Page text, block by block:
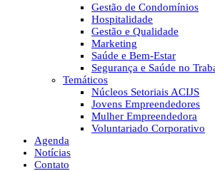
Gestão de Condomínios
Hospitalidade
Gestão e Qualidade
Marketing
Saúde e Bem-Estar
Segurança e Saúde no
Temáticos
Núcleos Setoriais ACIJS
Jovens Empreendedores
Mulher Empreendedora
Voluntariado Corporativo
Agenda
Notícias
Contato